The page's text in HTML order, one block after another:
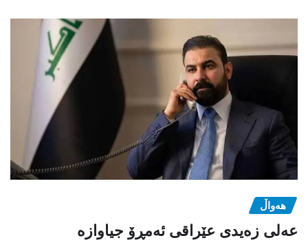
هەواڵ
عەلی زەیدی عێراقی ئەمڕۆ جیاوازە